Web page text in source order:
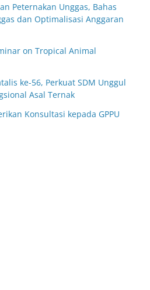
Peternakan Unggas, Bahas
dan Optimalisasi Anggaran
on Tropical Animal
ke-56, Perkuat SDM Unggul
Asal Ternak
Konsultasi kepada GPPU